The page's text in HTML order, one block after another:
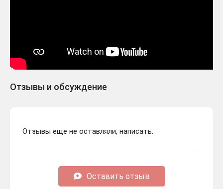
Отзывы и обсуждение
Отзывы еще не оставляли, написать:
Оставить отзыв